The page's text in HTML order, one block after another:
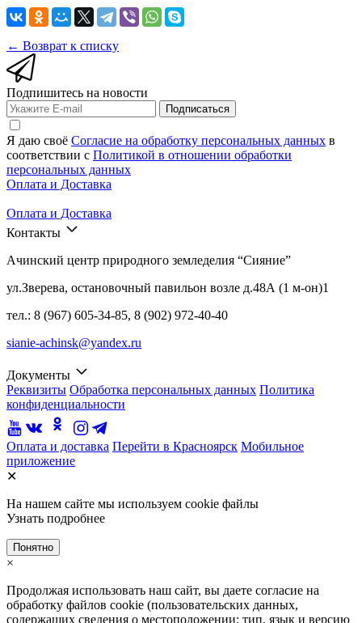
← Возврат к списку
Подпишитесь на новости
Подписаться
Я даю своё Согласие на обработку персональных данных в
соответствии с Политикой в отношении обработки
персональных данных
Оплата и Доставка
Оплата и Доставка
Контакты
Ачинский центр природного земледелия “Сияние”
ул.Зверева, остановочный павильон возле д.48А (1 м-он)1
тел.: 8 (967) 605-34-85, 8 (902) 972-40-40
sianie-achinsk@yandex.ru
Документы
Реквизиты Обработка персональных данных Политика
конфиденциальности
Оплата и доставка Перейти в Красноярск Мобильное
приложение
✕
На нашем сайте мы используем cookie файлы
Узнать подробнее
Понятно
×
Продолжая использовать наш сайт, вы даете согласие на
обработку файлов cookie (пользовательских данных,
содержащих сведения о местоположении; тип, язык и версию